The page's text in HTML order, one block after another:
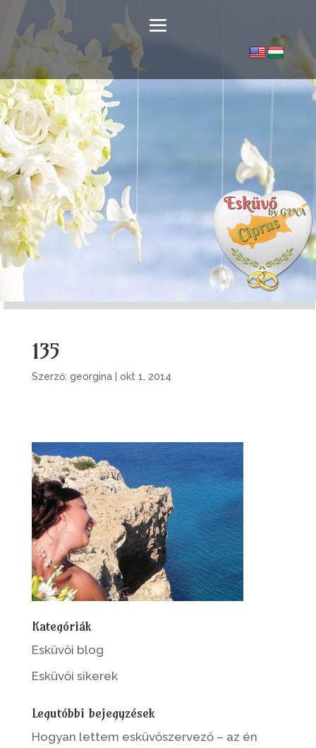
135
Szerző: georgina| okt 1, 2014
Kategóriák
Esküvői blog
Esküvői sikerek
Legutóbbi bejegyzések
Hogyan lettem esküvőszervező – az én